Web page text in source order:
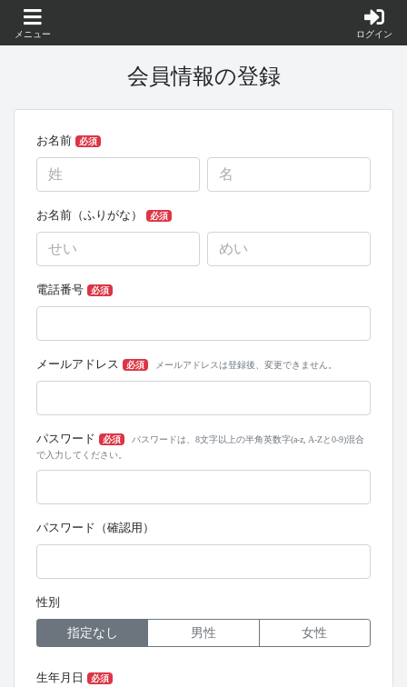
メニュー ログイン
会員情報の登録
お名前 必須
お名前（ふりがな） 必須
電話番号 必須
メールアドレス 必須 メールアドレスは登録後、変更できません。
パスワード 必須
パスワードは、8文字以上の半角英数字(a-z, A-Zと0-9)混合
で入力してください。
パスワード（確認用）
性別
指定なし 男性 女性
生年月日 必須